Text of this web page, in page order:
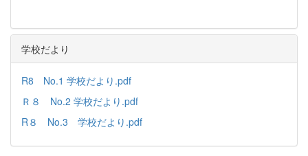
学校だより
R8 No.1 学校だより.pdf
Ｒ８ No.2 学校だより.pdf
R８ No.3 学校だより.pdf